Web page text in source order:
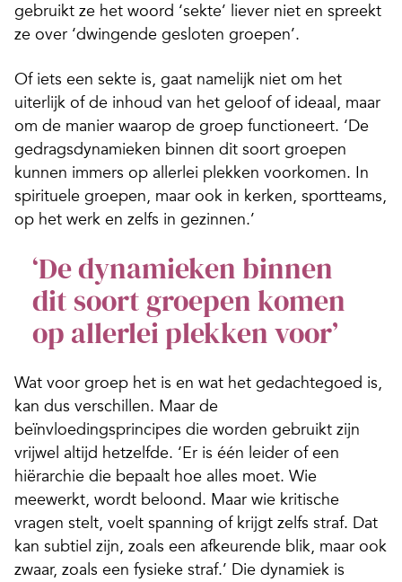
gebruikt ze het woord ‘sekte’ liever niet en spreekt
ze over ‘dwingende gesloten groepen’.
Of iets een sekte is, gaat namelijk niet om het
uiterlijk of de inhoud van het geloof of ideaal, maar
om de manier waarop de groep functioneert. ‘De
gedragsdynamieken binnen dit soort groepen
kunnen immers op allerlei plekken voorkomen. In
spirituele groepen, maar ook in kerken, sportteams,
op het werk en zelfs in gezinnen.’
‘De dynamieken binnen
dit soort groepen komen
op allerlei plekken voor’
Wat voor groep het is en wat het gedachtegoed is,
kan dus verschillen. Maar de
beïnvloedingsprincipes die worden gebruikt zijn
vrijwel altijd hetzelfde. ‘Er is één leider of een
hiërarchie die bepaalt hoe alles moet. Wie
meewerkt, wordt beloond. Maar wie kritische
vragen stelt, voelt spanning of krijgt zelfs straf. Dat
kan subtiel zijn, zoals een afkeurende blik, maar ook
zwaar, zoals een fysieke straf.’ Die dynamiek is